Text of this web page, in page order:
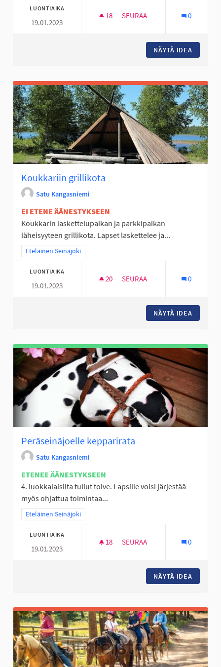
LUONTIAIKA
19.01.2023
18 18 SEURAAJAA
SEURAA 0
NÄYTÄ IDEA
Koukkariin grillikota
Satu Kangasniemi
EI ETENE ÄÄNESTYKSEEN
Koukkarin laskettelupaikan ja parkkipaikan
läheisyyteen grillikota. Lapset laskettelee ja...
Rajaa tulokset teeman mukaan: Eteläinen Seinäjoki
Eteläinen Seinäjoki
LUONTIAIKA
19.01.2023
20 20 SEURAAJAA
SEURAA 0
NÄYTÄ IDEA
Peräseinäjoelle kepparirata
Satu Kangasniemi
ETENEE ÄÄNESTYKSEEN
4. luokkalaisilta tullut toive. Lapsille voisi järjestää
myös ohjattua toimintaa...
Rajaa tulokset teeman mukaan: Eteläinen Seinäjoki
Eteläinen Seinäjoki
LUONTIAIKA
19.01.2023
18 18 SEURAAJAA
SEURAA 0
NÄYTÄ IDEA